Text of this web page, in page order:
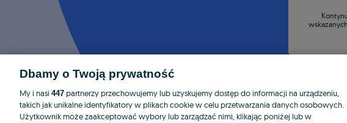
Dbamy o Twoją prywatność
My i nasi 447 partnerzy przechowujemy lub uzyskujemy dostęp do informacji na urządzeniu,
takich jak unikalne identyfikatory w plikach cookie w celu przetwarzania danych osobowych.
Użytkownik może zaakceptować wybory lub zarządzać nimi, klikając poniżej lub w